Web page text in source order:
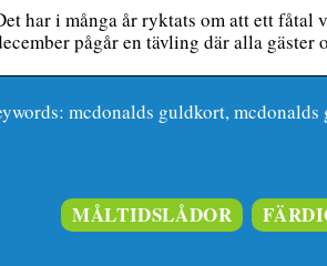
har i många år ryktats om att ett fåtal
pågår en tävling där alla gäster
mcdonalds guldkort,
MÅLTIDSLÅDOR